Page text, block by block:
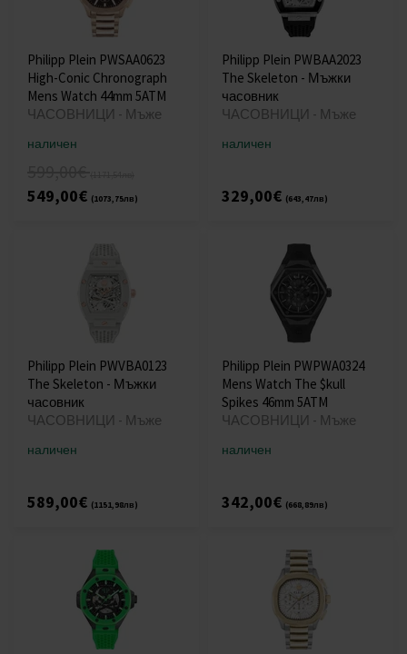
Philipp Plein PWSAA0623
High-Conic Chronograph
Mens Watch 44mm 5ATM
ЧАСОВНИЦИ - Мъже
наличен
549,00€ (1073,75лв)
Philipp Plein PWBAA2023
The Skeleton - Мъжки
часовник
ЧАСОВНИЦИ - Мъже
наличен
329,00€ (643,47лв)
Philipp Plein PWVBA0123
The Skeleton - Мъжки
часовник
ЧАСОВНИЦИ - Мъже
наличен
589,00€ (1151,98лв)
Philipp Plein PWPWA0324
Mens Watch The $kull
Spikes 46mm 5ATM
ЧАСОВНИЦИ - Мъже
наличен
342,00€ (668,89лв)